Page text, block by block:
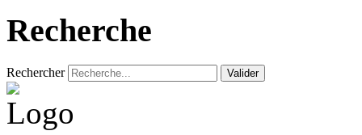
Recherche
Rechercher Valider